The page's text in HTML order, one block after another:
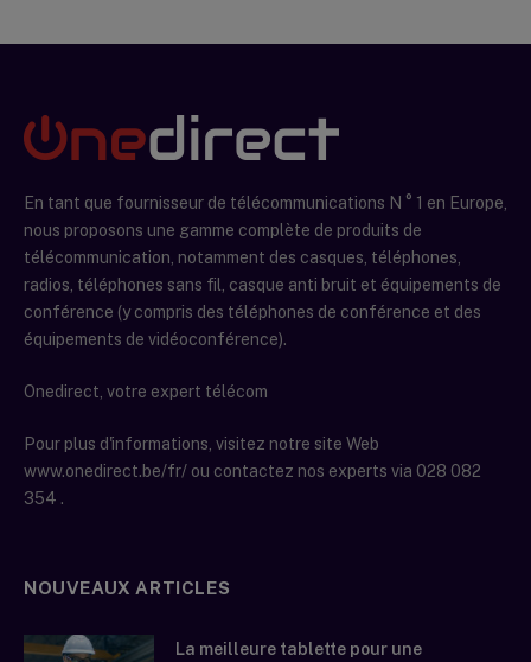
En tant que fournisseur de télécommunications N ° 1 en Europe,
nous proposons une gamme complète de produits de
télécommunication, notamment des casques, téléphones,
radios, téléphones sans fil, casque anti bruit et équipements de
conférence (y compris des téléphones de conférence et des
équipements de vidéoconférence).
Onedirect, votre expert télécom
Pour plus d'informations, visitez notre site Web
www.onedirect.be/fr/ ou contactez nos experts via 028 082
354 .
NOUVEAUX ARTICLES
La meilleure tablette pour une